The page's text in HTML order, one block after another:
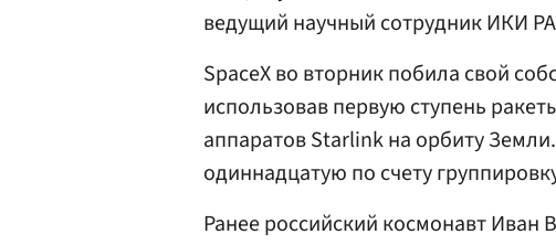
ведущий научный сотрудник ИКИ
SpaceX во вторник побила свой
использовав первую ступень
аппаратов Starlink на орбиту
одиннадцатую по счету
Ранее российский космонавт Иван